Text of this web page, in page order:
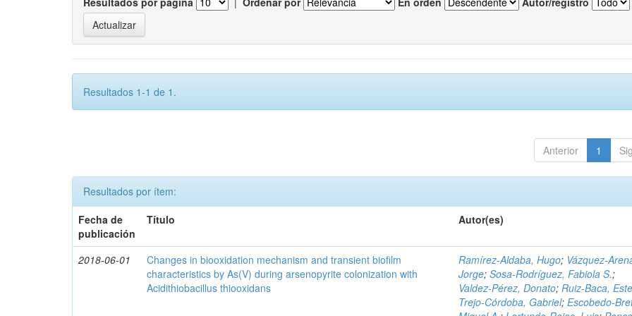
Resultados 1-1 de 1.
Anterior 1
Resultados por ítem:
Fecha de
publicación
Título Autor(es)
2018-06-01
Changes in biooxidation mechanism and transient biofilm
characteristics by As(V) during arsenopyrite colonization with
Acidithiobacillus thiooxidans
Ramírez‑Aldaba, Hugo;
Jorge;Sosa‑Rodríguez, Fabiola S.;
Valdez‑Pérez, Donato;Ruiz‑Baca,
Trejo‑Córdoba, Gabriel;